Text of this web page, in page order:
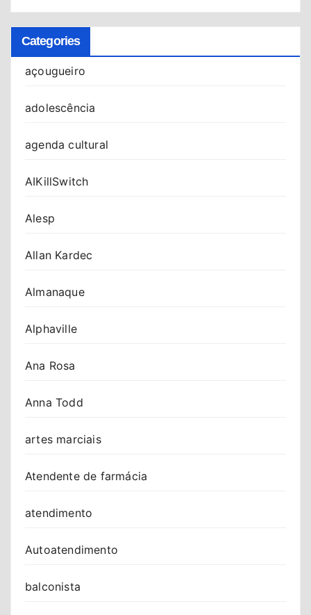
Categories
açougueiro
adolescência
agenda cultural
AIKillSwitch
Alesp
Allan Kardec
Almanaque
Alphaville
Ana Rosa
Anna Todd
artes marciais
Atendente de farmácia
atendimento
Autoatendimento
balconista